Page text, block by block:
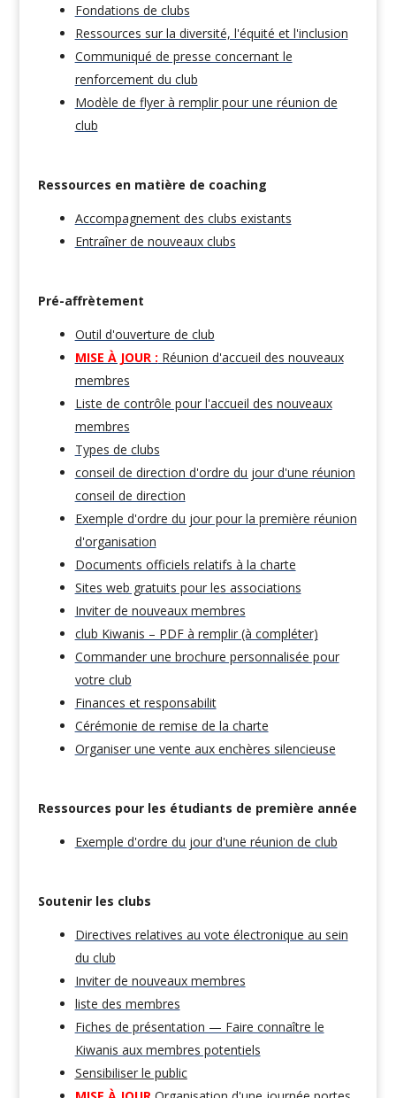
Fondations de clubs
Ressources sur la diversité, l'équité et l'inclusion
Communiqué de presse concernant le
renforcement du club
Modèle de flyer à remplir pour une réunion de
club
Ressources en matière de coaching
Accompagnement des clubs existants
Entraîner de nouveaux clubs
Pré-affrètement
Outil d'ouverture de club
MISE À JOUR : Réunion d'accueil des nouveaux
membres
Liste de contrôle pour l'accueil des nouveaux
membres
Types de clubs
conseil de direction d'ordre du jour d'une réunion
conseil de direction
Exemple d'ordre du jour pour la première réunion
d'organisation
Documents officiels relatifs à la charte
Sites web gratuits pour les associations
Inviter de nouveaux membres
club Kiwanis – PDF à remplir (à compléter)
Commander une brochure personnalisée pour
votre club
Finances et responsabilit
Cérémonie de remise de la charte
Organiser une vente aux enchères silencieuse
Ressources pour les étudiants de première année
Exemple d'ordre du jour d'une réunion de club
Soutenir les clubs
Directives relatives au vote électronique au sein
du club
Inviter de nouveaux membres
liste des membres
Fiches de présentation — Faire connaître le
Kiwanis aux membres potentiels
Sensibiliser le public